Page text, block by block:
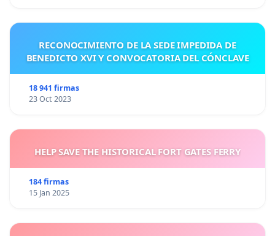
RECONOCIMIENTO DE LA SEDE IMPEDIDA DE
BENEDICTO XVI Y CONVOCATORIA DEL CÓNCLAVE
18 941 firmas
23 Oct 2023
HELP SAVE THE HISTORICAL FORT GATES FERRY
184 firmas
15 Jan 2025